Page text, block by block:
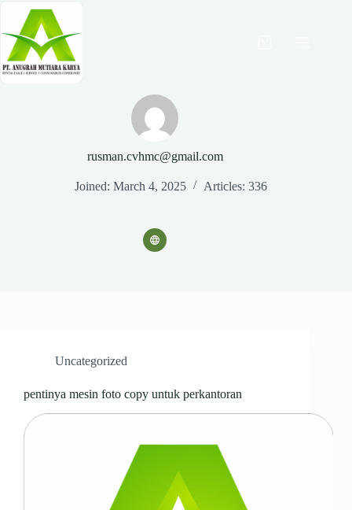
content
rusman.cvhmc@gmail.com
Joined: March 4, 2025 Articles: 336
Uncategorized
pentinya mesin foto copy untuk perkantoran